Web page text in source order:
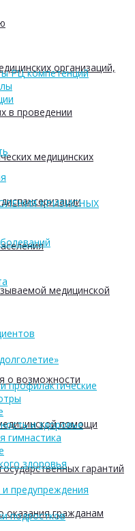
организаций,
в проведении
медицинских
медицинской
о возможности
помощи
гарантий
оказания гражданам
РЦ компетенций
КРИЗИСНЫХ
профилактические
и здоровье
гимнастика
здоровья
предупреждения
подростков